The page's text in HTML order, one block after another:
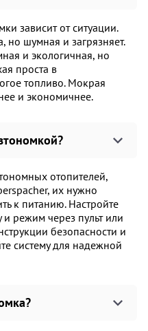
зависит от ситуации.
но шумная и загрязняет.
и экологичная, но
проста в
топливо. Мокрая
и экономичнее.
отопителей,
их нужно
к питанию. Настройте
режим через пульт или
безопасности и
систему для надежной